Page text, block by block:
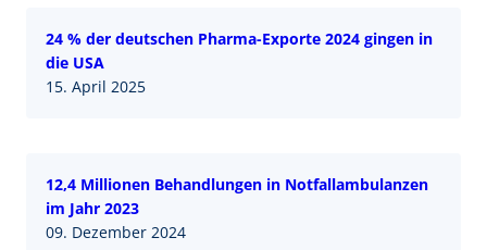
24 % der deutschen Pharma-Exporte 2024 gingen in
die USA
15. April 2025
12,4 Millionen Behandlungen in Notfallambulanzen
im Jahr 2023
09. Dezember 2024